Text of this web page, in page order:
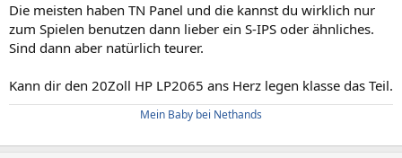
Die meisten haben TN Panel und die kannst du wirklich nur
zum Spielen benutzen dann lieber ein S-IPS oder ähnliches.
Sind dann aber natürlich teurer.
Kann dir den 20Zoll HP LP2065 ans Herz legen klasse das Teil.
Mein Baby bei Nethands